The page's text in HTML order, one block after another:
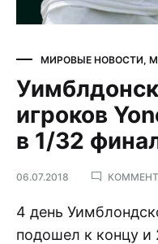
МИРОВЫЕ НОВОСТИ,
игроков
в 1/32
06.07.2018
4 день
подошел к концу и